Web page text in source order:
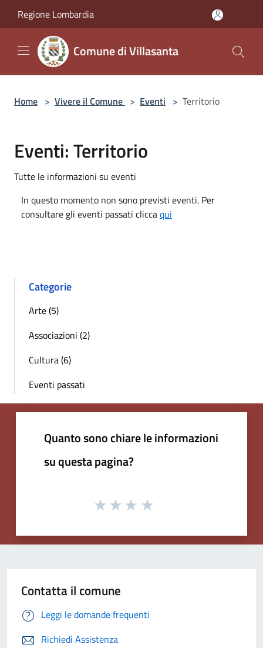
Regione Lombardia
Comune di Villasanta
Home > Vivere il Comune > Eventi > Territorio
Eventi: Territorio
Tutte le informazioni su eventi
In questo momento non sono previsti eventi. Per
consultare gli eventi passati cliccaqui
Categorie
Arte (5)
Associazioni (2)
Cultura (6)
Eventi passati
Quanto sono chiare le informazioni
su questa pagina?
Contatta il comune
Leggi le domande frequenti
Richiedi Assistenza